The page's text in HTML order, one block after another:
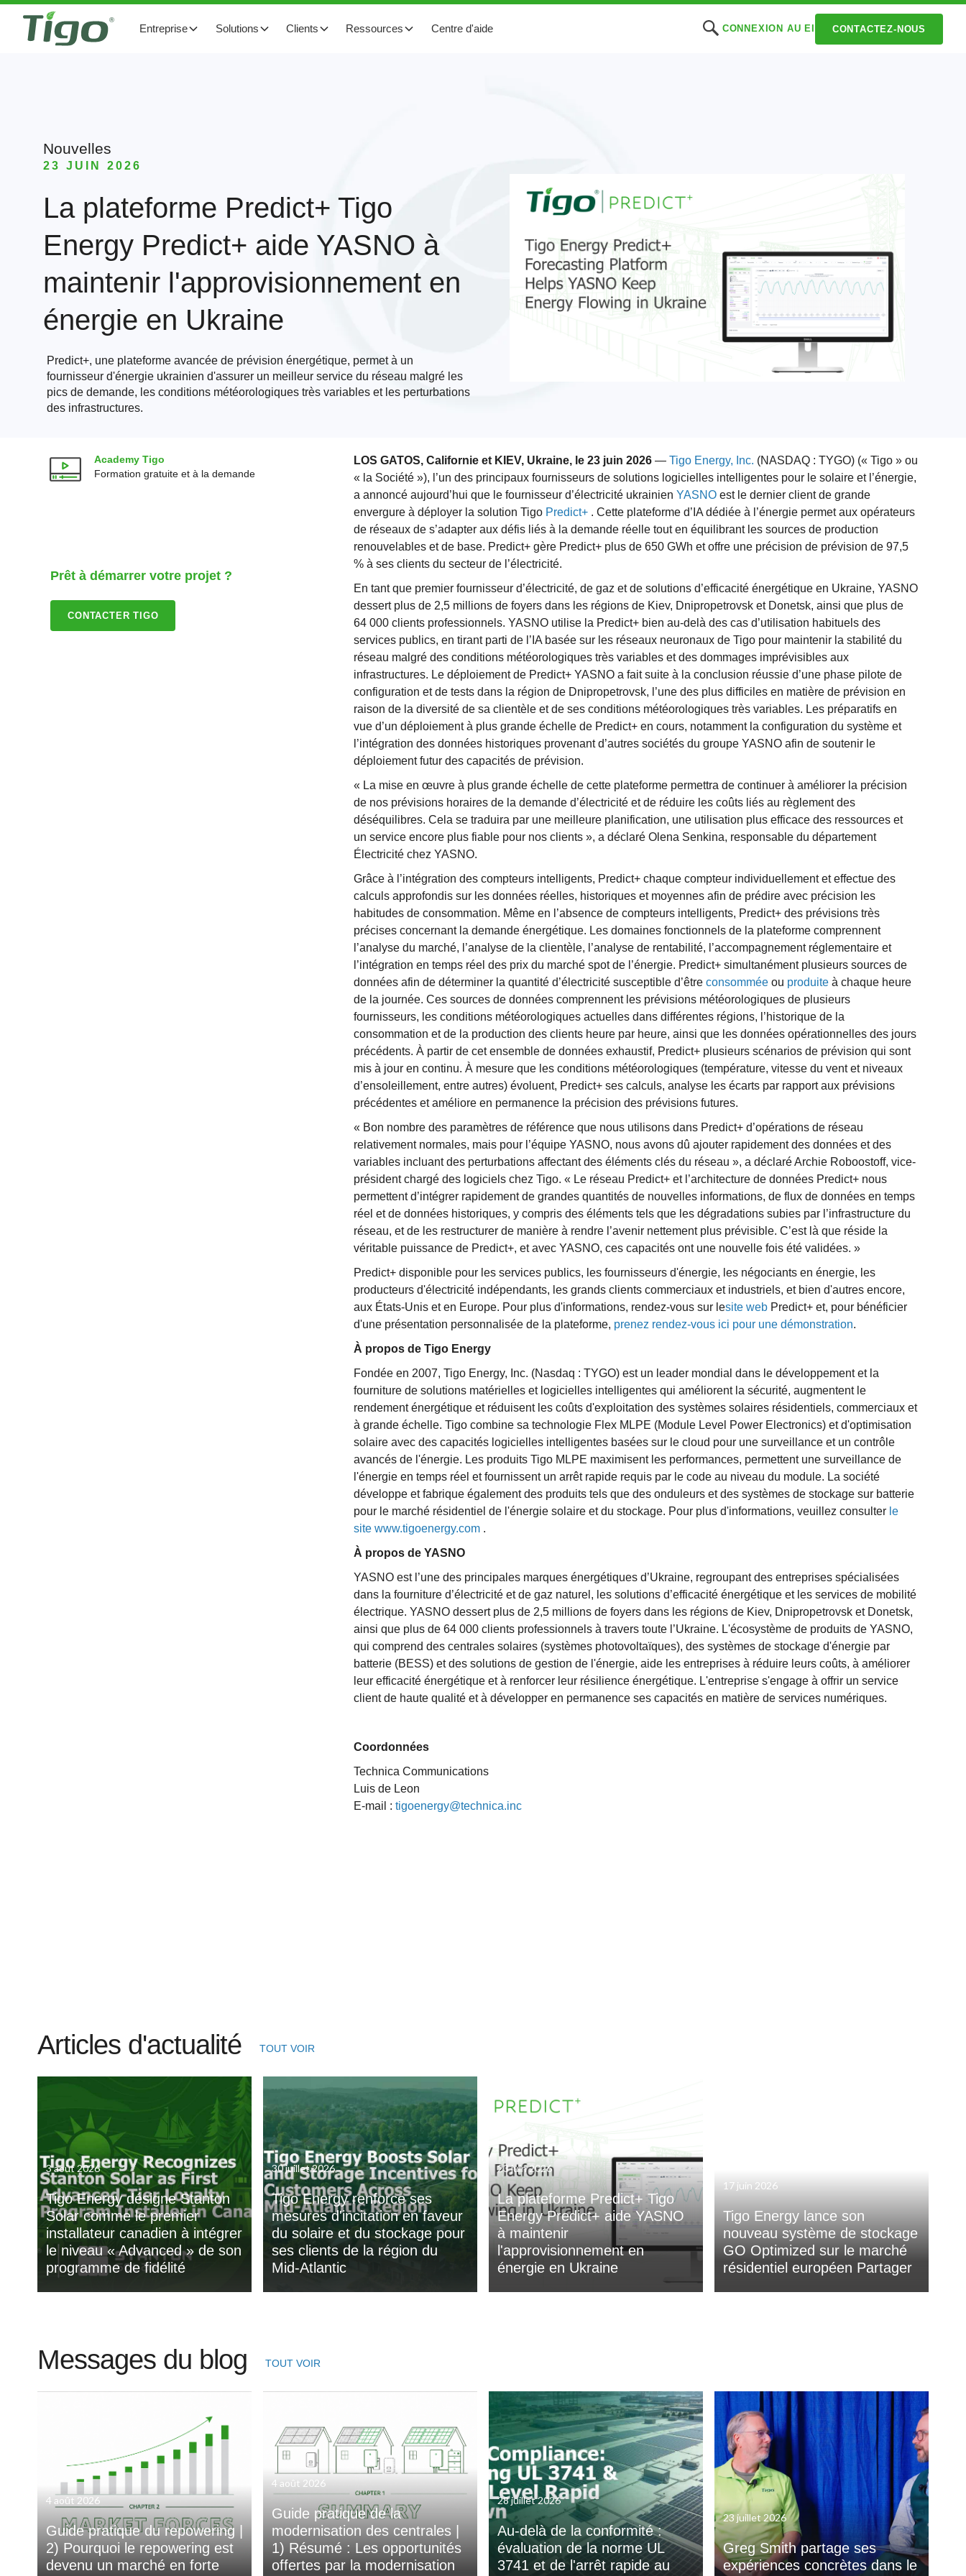
Entreprise Solutions Clients Ressources Centre d'aide CONNEXION AU EI CONTACTEZ-NOUS
Nouvelles
23 JUIN 2026
La plateforme Predict+ Tigo
Energy Predict+ aide YASNO à
maintenir l'approvisionnement en
énergie en Ukraine
Predict+, une plateforme avancée de prévision énergétique, permet à un
fournisseur d'énergie ukrainien d'assurer un meilleur service du réseau malgré les
pics de demande, les conditions météorologiques très variables et les perturbations
des infrastructures.
Academy Tigo
Formation gratuite et à la demande
Prêt à démarrer votre projet ?
CONTACTER TIGO
LOS GATOS, Californie et KIEV, Ukraine, le 23 juin 2026— Tigo Energy, Inc. (NASDAQ : TYGO) (« Tigo » ou
« la Société »), l’un des principaux fournisseurs de solutions logicielles intelligentes pour le solaire et l’énergie,
a annoncé aujourd’hui que le fournisseur d’électricité ukrainien YASNOest le dernier client de grande
envergure à déployer la solution Tigo Predict+. Cette plateforme d’IA dédiée à l’énergie permet aux opérateurs
de réseaux de s’adapter aux défis liés à la demande réelle tout en équilibrant les sources de production
renouvelables et de base. Predict+ gère Predict+ plus de 650 GWh et offre une précision de prévision de 97,5
% à ses clients du secteur de l’électricité.
En tant que premier fournisseur d’électricité, de gaz et de solutions d’efficacité énergétique en Ukraine, YASNO
dessert plus de 2,5 millions de foyers dans les régions de Kiev, Dnipropetrovsk et Donetsk, ainsi que plus de
64 000 clients professionnels. YASNO utilise la Predict+ bien au-delà des cas d’utilisation habituels des
services publics, en tirant parti de l’IA basée sur les réseaux neuronaux de Tigo pour maintenir la stabilité du
réseau malgré des conditions météorologiques très variables et des dommages imprévisibles aux
infrastructures. Le déploiement de Predict+ YASNO a fait suite à la conclusion réussie d’une phase pilote de
configuration et de tests dans la région de Dnipropetrovsk, l’une des plus difficiles en matière de prévision en
raison de la diversité de sa clientèle et de ses conditions météorologiques très variables. Les préparatifs en
vue d’un déploiement à plus grande échelle de Predict+ en cours, notamment la configuration du système et
l’intégration des données historiques provenant d’autres sociétés du groupe YASNO afin de soutenir le
déploiement futur des capacités de prévision.
« La mise en œuvre à plus grande échelle de cette plateforme permettra de continuer à améliorer la précision
de nos prévisions horaires de la demande d’électricité et de réduire les coûts liés au règlement des
déséquilibres. Cela se traduira par une meilleure planification, une utilisation plus efficace des ressources et
un service encore plus fiable pour nos clients », a déclaré Olena Senkina, responsable du département
Électricité chez YASNO.
Grâce à l’intégration des compteurs intelligents, Predict+ chaque compteur individuellement et effectue des
calculs approfondis sur les données réelles, historiques et moyennes afin de prédire avec précision les
habitudes de consommation. Même en l’absence de compteurs intelligents, Predict+ des prévisions très
précises concernant la demande énergétique. Les domaines fonctionnels de la plateforme comprennent
l’analyse du marché, l’analyse de la clientèle, l’analyse de rentabilité, l’accompagnement réglementaire et
l’intégration en temps réel des prix du marché spot de l’énergie. Predict+ simultanément plusieurs sources de
données afin de déterminer la quantité d’électricité susceptible d’être consomméeou produiteà chaque heure
de la journée. Ces sources de données comprennent les prévisions météorologiques de plusieurs
fournisseurs, les conditions météorologiques actuelles dans différentes régions, l’historique de la
consommation et de la production des clients heure par heure, ainsi que les données opérationnelles des jours
précédents. À partir de cet ensemble de données exhaustif, Predict+ plusieurs scénarios de prévision qui sont
mis à jour en continu. À mesure que les conditions météorologiques (température, vitesse du vent et niveaux
d’ensoleillement, entre autres) évoluent, Predict+ ses calculs, analyse les écarts par rapport aux prévisions
précédentes et améliore en permanence la précision des prévisions futures.
« Bon nombre des paramètres de référence que nous utilisons dans Predict+ d’opérations de réseau
relativement normales, mais pour l’équipe YASNO, nous avons dû ajouter rapidement des données et des
variables incluant des perturbations affectant des éléments clés du réseau », a déclaré Archie Roboostoff, vice-
président chargé des logiciels chez Tigo. « Le réseau Predict+ et l’architecture de données Predict+ nous
permettent d’intégrer rapidement de grandes quantités de nouvelles informations, de flux de données en temps
réel et de données historiques, y compris des éléments tels que les dégradations subies par l’infrastructure du
réseau, et de les restructurer de manière à rendre l’avenir nettement plus prévisible. C’est là que réside la
véritable puissance de Predict+, et avec YASNO, ces capacités ont une nouvelle fois été validées. »
Predict+ disponible pour les services publics, les fournisseurs d'énergie, les négociants en énergie, les
producteurs d'électricité indépendants, les grands clients commerciaux et industriels, et bien d'autres encore,
aux États-Unis et en Europe. Pour plus d'informations, rendez-vous sur lesite webPredict+ et, pour bénéficier
d'une présentation personnalisée de la plateforme, prenez rendez-vous ici pour une démonstration.
À propos de Tigo Energy
Fondée en 2007, Tigo Energy, Inc. (Nasdaq : TYGO) est un leader mondial dans le développement et la
fourniture de solutions matérielles et logicielles intelligentes qui améliorent la sécurité, augmentent le
rendement énergétique et réduisent les coûts d'exploitation des systèmes solaires résidentiels, commerciaux et
à grande échelle. Tigo combine sa technologie Flex MLPE (Module Level Power Electronics) et d'optimisation
solaire avec des capacités logicielles intelligentes basées sur le cloud pour une surveillance et un contrôle
avancés de l'énergie. Les produits Tigo MLPE maximisent les performances, permettent une surveillance de
l'énergie en temps réel et fournissent un arrêt rapide requis par le code au niveau du module. La société
développe et fabrique également des produits tels que des onduleurs et des systèmes de stockage sur batterie
pour le marché résidentiel de l'énergie solaire et du stockage. Pour plus d'informations, veuillez consulter le
site www.tigoenergy.com.
À propos de YASNO
YASNO est l’une des principales marques énergétiques d’Ukraine, regroupant des entreprises spécialisées
dans la fourniture d’électricité et de gaz naturel, les solutions d’efficacité énergétique et les services de mobilité
électrique. YASNO dessert plus de 2,5 millions de foyers dans les régions de Kiev, Dnipropetrovsk et Donetsk,
ainsi que plus de 64 000 clients professionnels à travers toute l’Ukraine. L'écosystème de produits de YASNO,
qui comprend des centrales solaires (systèmes photovoltaïques), des systèmes de stockage d'énergie par
batterie (BESS) et des solutions de gestion de l'énergie, aide les entreprises à réduire leurs coûts, à améliorer
leur efficacité énergétique et à renforcer leur résilience énergétique. L'entreprise s'engage à offrir un service
client de haute qualité et à développer en permanence ses capacités en matière de services numériques.
Coordonnées
Technica Communications
Luis de Leon
E-mail : tigoenergy@technica.inc
Articles d'actualité TOUT VOIR
3 août 2026
Tigo Energy désigne Stanton
Solar comme le premier
installateur canadien à intégrer
le niveau « Advanced » de son
programme de fidélité
30 juillet 2026
Tigo Energy renforce ses
mesures d'incitation en faveur
du solaire et du stockage pour
ses clients de la région du
Mid-Atlantic
23 juin 2026
La plateforme Predict+ Tigo
Energy Predict+ aide YASNO
à maintenir
l'approvisionnement en
énergie en Ukraine
17 juin 2026
Tigo Energy lance son
nouveau système de stockage
GO Optimized sur le marché
résidentiel européen Partager
Messages du blog TOUT VOIR
4 août 2026
Guide pratique du repowering |
2) Pourquoi le repowering est
devenu un marché en forte
4 août 2026
Guide pratique de la
modernisation des centrales |
1) Résumé : Les opportunités
offertes par la modernisation
28 juillet 2026
Au-delà de la conformité :
évaluation de la norme UL
3741 et de l'arrêt rapide au
23 juillet 2026
Greg Smith partage ses
expériences concrètes dans le